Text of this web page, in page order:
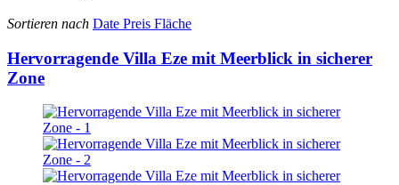
Sortieren nach Date Preis Fläche
Hervorragende Villa Eze mit Meerblick in sicherer
Zone